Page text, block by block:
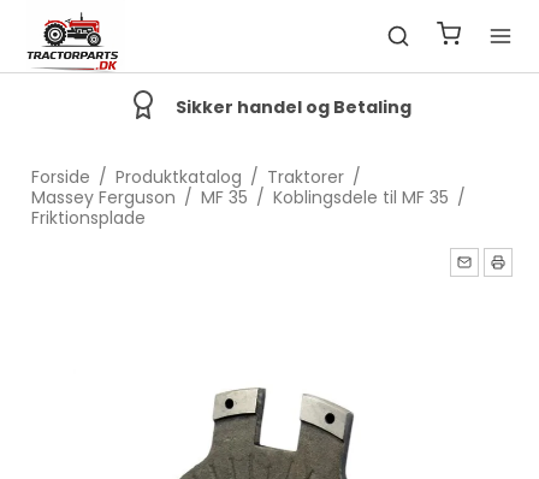
Sikker handel og Betaling
Forside / Produktkatalog / Traktorer /
Massey Ferguson / MF 35 / Koblingsdele til MF 35 /
Friktionsplade